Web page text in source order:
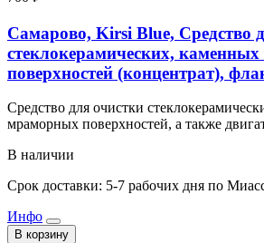
Самарово, Kirsi Blue, Средство
стеклокерамических,
поверхностей (концентрат),
Средство для очистки
мраморных поверхностей, а также
В наличии
Срок доставки: 5-7 рабочих дня по
Инфо
В корзину